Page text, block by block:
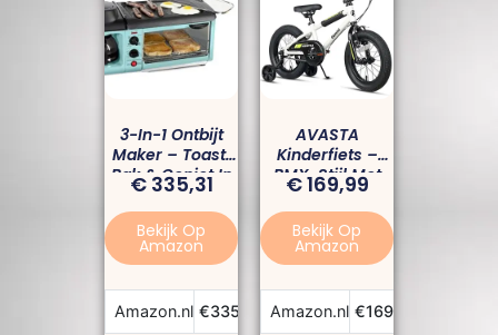
3-In-1 Ontbijt
Maker – Toast,
Bak & Geniet In
Één Beweging
€335,31
Bekijk Op
Amazon
Amazon.nl €335,31 Bekijk Prijs
AVASTA
Kinderfiets –
BMX-Stijl Met
Stabilisatoren &
Standaard – 12,
14 & 16 Inch –
Voor Jongens &
Jaar)
€169,99
Bekijk Op
Amazon
Amazon.nl €169,99